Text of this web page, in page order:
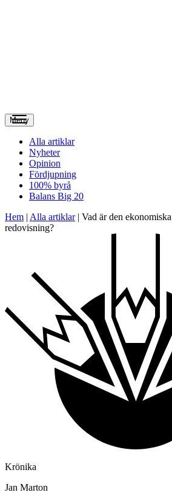
Meny
Alla artiklar
Nyheter
Opinion
Fördjupning
100% byrå
Balans Big 20
Hem | Alla artiklar| Vad är den
redovisning?
Krönika
Jan Marton